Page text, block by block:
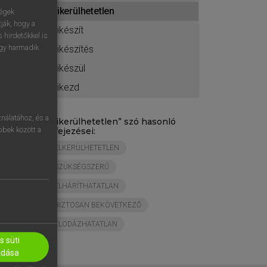
kikerülhetetlen
kikészít
kikészítés
kikészül
kikezd
„ kikerülhetetlen” szó hasonló
kifejezései:
ELKERÜLHETETLEN
SZÜKSÉGSZERŰ
ELHÁRÍTHATATLAN
BIZTOSAN BEKÖVETKEZŐ
ELODÁZHATATLAN
hogy a
hirdetőkkel is
harmadik
és a
között a
süti